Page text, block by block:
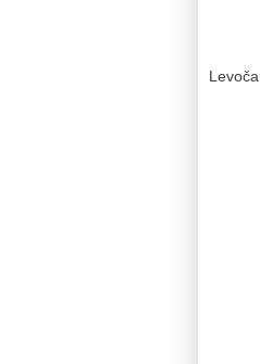
Levoča